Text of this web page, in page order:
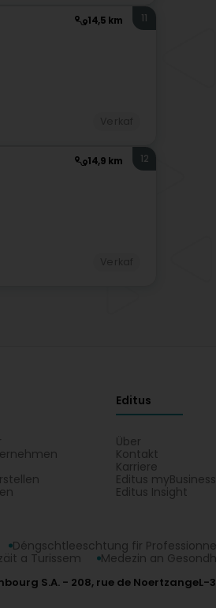
14,5 km 11
14,9 km 12
Editus
Über
Kontakt
Karriere
Editus myBusiness
Editus Insight
Déngschtleeschtung fir
a Turissem Medezin an
S.A. 208, rue de NoertzangeL-